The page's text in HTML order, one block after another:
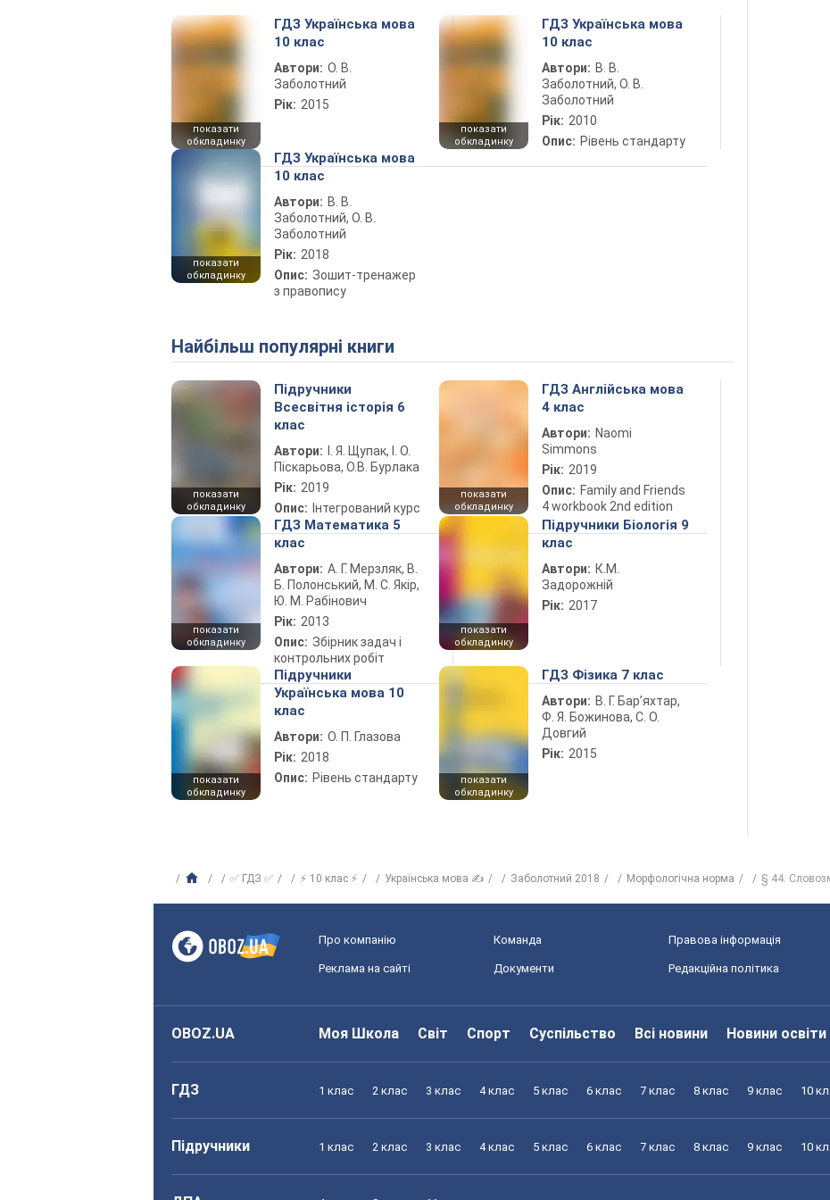
показати
обкладинку
ГДЗ Українська мова
10 клас
Автори: О. В.
Заболотний
Рік: 2015
показати
обкладинку
ГДЗ Українська мова
10 клас
Автори: В. В.
Заболотний, О. В.
Заболотний
Рік: 2010
Опис: Рівень стандарту
показати
обкладинку
ГДЗ Українська мова
10 клас
Автори: В. В.
Заболотний, О. В.
Заболотний
Рік: 2018
Опис: Зошит-тренажер
з правопису
Найбільш популярні книги
показати
обкладинку
Підручники
Всесвітня історія 6
клас
Автори:
І. Я. Щупак, І. О.
Піскарьова, О.В. Бурлака
Рік: 2019
Опис: Інтегрований курс
показати
обкладинку
ГДЗ Англійська мова
4 клас
Автори: Naomi
Simmons
Рік: 2019
Опис: Family and Friends
4 workbook 2nd edition
показати
обкладинку
ГДЗ Математика 5
клас
Автори: А. Г. Мерзляк, В.
Б. Полонський, М. С. Якір,
Ю. М. Рабінович
Рік: 2013
Опис: Збірник задач і
контрольних робіт
показати
обкладинку
Підручники Біологія 9
клас
Автори: К.М.
Задорожній
Рік: 2017
показати
обкладинку
Підручники
Українська мова 10
клас
Автори: О. П. Глазова
Рік: 2018
Опис: Рівень стандарту
показати
обкладинку
ГДЗ Фізика 7 клас
Автори: В. Г. Бар’яхтар,
Ф. Я. Божинова, С. О.
Довгий
Рік: 2015
✅ ГДЗ ✅ ⚡ 10 клас ⚡ Українська мова ✍ Заболотний 2018 Морфологічна норма § 44.
Про компанію Команда Правова інформація
Реклама на сайті Документи Редакційна політика
OBOZ.UA Моя Школа Світ Спорт Суспільство Всі новини Новини освіти
ГДЗ 1 клас 2 клас 3 клас 4 клас 5 клас 6 клас 7 клас 8 клас 9 клас 10
Підручники 1 клас 2 клас 3 клас 4 клас 5 клас 6 клас 7 клас 8 клас 9 клас 10